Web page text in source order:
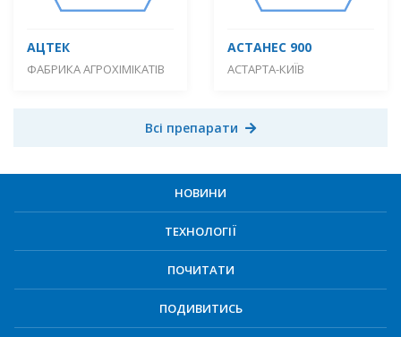
АЦТЕК
ФАБРИКА АГРОХІМІКАТІВ
АСТАНЕС 900
АСТАРТА-КИЇВ
Всі препарати
НОВИНИ
ТЕХНОЛОГІЇ
ПОЧИТАТИ
ПОДИВИТИСЬ